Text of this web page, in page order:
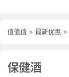
值值值 > 最新优惠 >
保健酒